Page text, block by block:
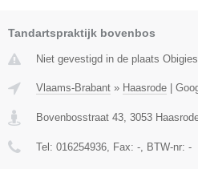
Tandartspraktijk bovenbos
Niet gevestigd in de plaats
Vlaams-Brabant » Haasrode |
Bovenbosstraat 43 3053
Tel: 016254936 , Fax: - , BTW-nr: -